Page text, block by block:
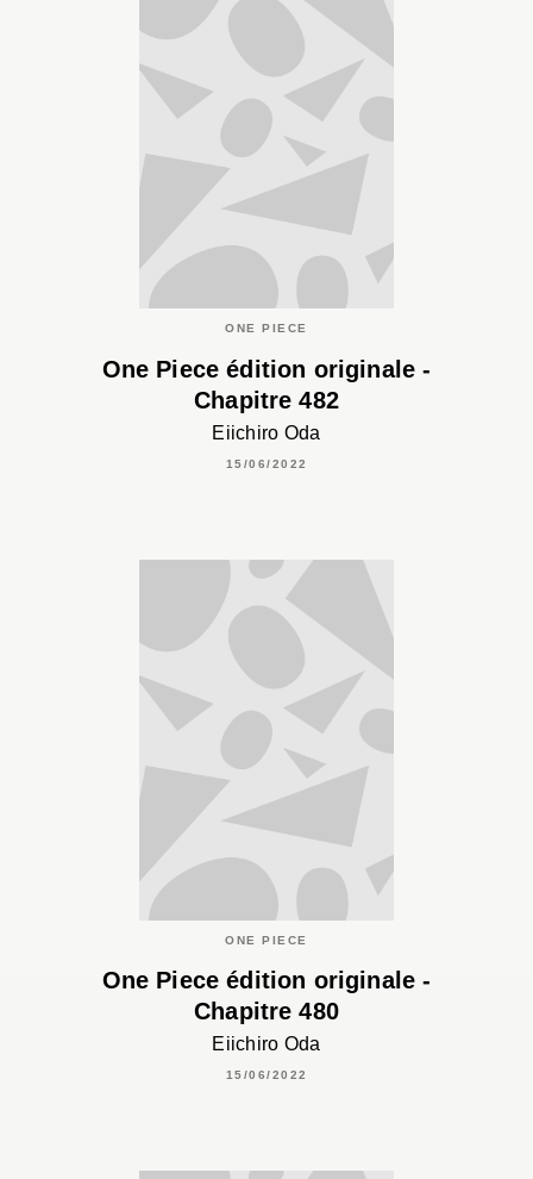
ONE PIECE
One Piece édition originale -
Chapitre 482
Eiichiro Oda
15/06/2022
ONE PIECE
One Piece édition originale -
Chapitre 480
Eiichiro Oda
15/06/2022